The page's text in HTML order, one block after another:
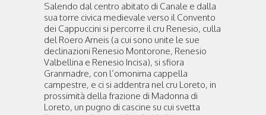
Salendo dal centro abitato di Canale e dalla
sua torre civica medievale verso il Convento
dei Cappuccini si percorre il cru Renesio, culla
del Roero Arneis (a cui sono unite le sue
declinazioni Renesio Montorone, Renesio
Valbellina e Renesio Incisa), si sfiora
Granmadre, con l’omonima cappella
campestre, e ci si addentra nel cru Loreto, in
prossimità della frazione di Madonna di
Loreto, un pugno di cascine su cui svetta